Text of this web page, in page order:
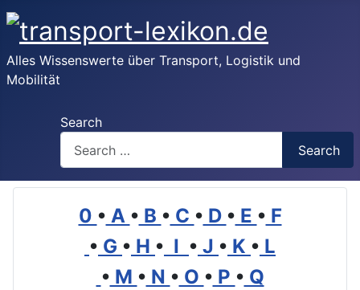
Alles Wissenswerte über Transport, Logistik und
Mobilität
Search
Search
0 • A • B • C • D • E • F
• G • H • I • J • K • L
• M • N • O • P • Q